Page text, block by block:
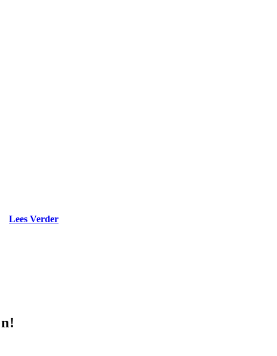
Lees Verder